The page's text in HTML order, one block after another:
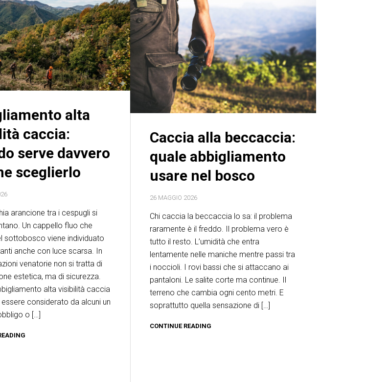
alta
caccia:
serve davvero
sceglierlo
arancione tra i cespugli si
Un cappello fluo che
sottobosco viene individuato
anche con luce scarsa. In
venatorie non si tratta di
estetica, ma di sicurezza.
alta visibilità caccia
considerato da alcuni un
o […]
Caccia alla beccaccia:
quale abbigliamento
usare nel bosco
26 MAGGIO 2026
Chi caccia la beccaccia lo sa: il problema
raramente è il freddo. Il problema vero è
tutto il resto. L’umidità che entra
lentamente nelle maniche mentre passi tra
i noccioli. I rovi bassi che si attaccano ai
pantaloni. Le salite corte ma continue. Il
terreno che cambia ogni cento metri. E
soprattutto quella sensazione di […]
CONTINUE READING